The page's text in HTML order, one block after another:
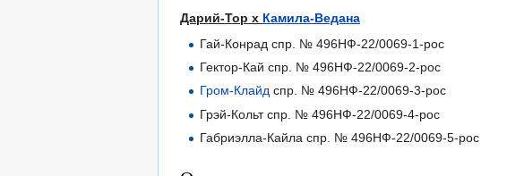
Дарий-Тор х Камила-Ведана
Гай-Конрад спр. № 496НФ-22/0069-1-рос
Гектор-Кай спр. № 496НФ-22/0069-2-рос
Гром-Клайд спр. № 496НФ-22/0069-3-рос
Грэй-Кольт спр. № 496НФ-22/0069-4-рос
Габриэлла-Кайла спр. № 496НФ-22/0069-5-рос